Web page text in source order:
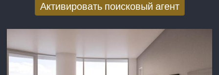
Активировать поисковый агент
электронной почте
E-mail адрес*